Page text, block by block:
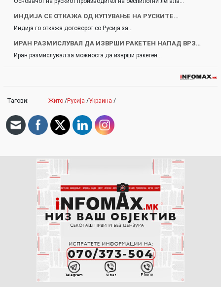
ИНДИЈА СЕ ОТКАЖА ОД КУПУВАЊЕ НА РУСКИТЕ…
Индија го откажа договорот со Русија за…
ИРАН РАЗМИСЛУВАЛ ДА ИЗВРШИ РАКЕТЕН НАПАД ВРЗ…
Иран размислувал за можноста да изврши ракетен…
Тагови: Жито /Русија /Украина /